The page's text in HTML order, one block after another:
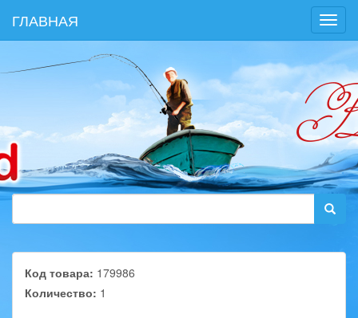
ГЛАВНАЯ
Код товара: 179986
Количество: 1